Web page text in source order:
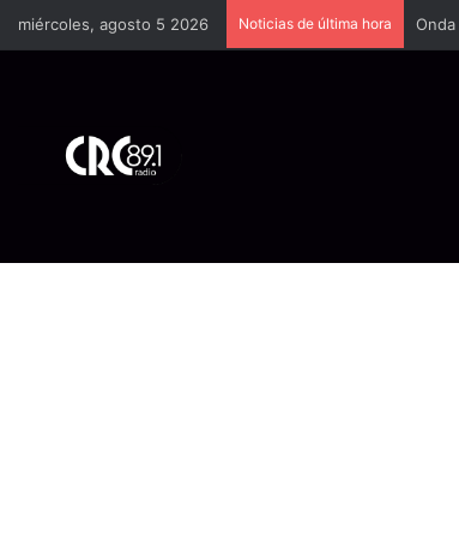
miércoles, agosto 5 2026 Noticias de última hora